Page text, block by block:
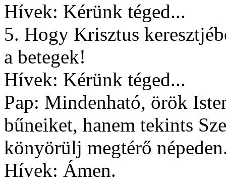
Hívek: Kérünk téged...
5. Hogy Krisztus
a betegek!
Hívek: Kérünk téged...
Pap: Mindenható, örök
bűneiket, hanem tekints
könyörülj megtérő
Hívek: Ámen.